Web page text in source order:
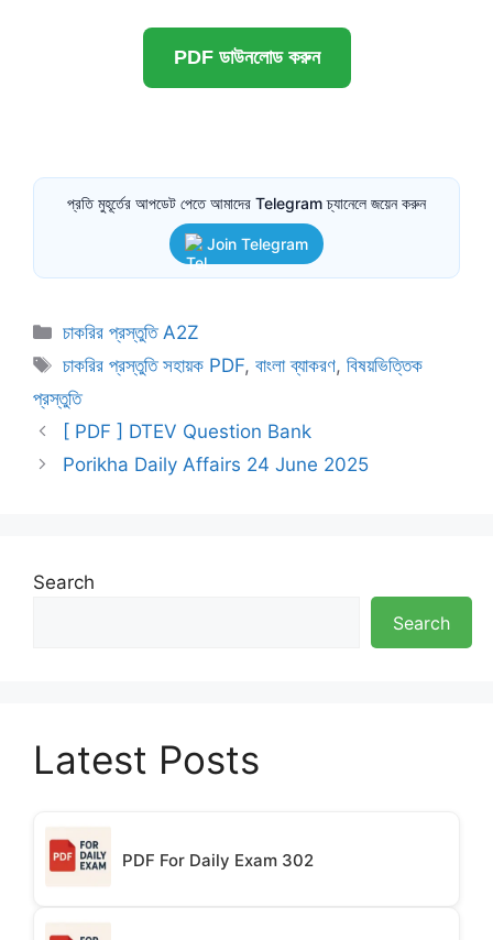
PDF ডাউনলোড করুন
প্রতি মুহূর্তের আপডেট পেতে আমাদের Telegram চ্যানেলে জয়েন করুন
Join Telegram
Categories
চাকরির প্রস্তুতি A2Z
Tags
চাকরির প্রস্তুতি সহায়ক PDF,বাংলা ব্যাকরণ,বিষয়ভিত্তিক
প্রস্তুতি
[ PDF ] DTEV Question Bank
Porikha Daily Affairs 24 June 2025
Search
Search
Latest Posts
PDF For Daily Exam 302